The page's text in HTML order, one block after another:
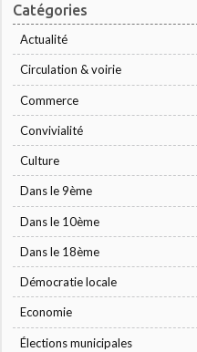
Catégories
Actualité
Circulation & voirie
Commerce
Convivialité
Culture
Dans le 9ème
Dans le 10ème
Dans le 18ème
Démocratie locale
Economie
Élections municipales